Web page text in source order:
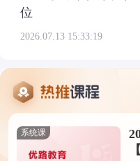
位
2026.07.13 15:33:19
系统课